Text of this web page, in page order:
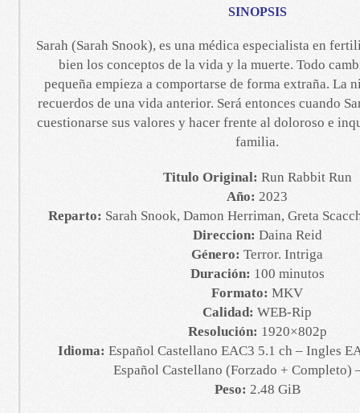
SINOPSIS
Sarah (Sarah Snook), es una médica especialista en
bien los conceptos de la vida y la muerte. Todo
pequeña empieza a comportarse de forma extraña. La
recuerdos de una vida anterior. Será entonces cuando
cuestionarse sus valores y hacer frente al doloroso e
familia.
Titulo Original: Run Rabbit Run
Año: 2023
Reparto: Sarah Snook, Damon Herriman, Greta
Direccion: Daina Reid
Género: Terror. Intriga
Duración: 100 minutos
Formato: MKV
Calidad: WEB-Rip
Resolución: 1920×802p
Idioma: Español Castellano EAC3 5.1 ch – Ingles
Español Castellano (Forzado + Completo)
Peso: 2.48 GiB